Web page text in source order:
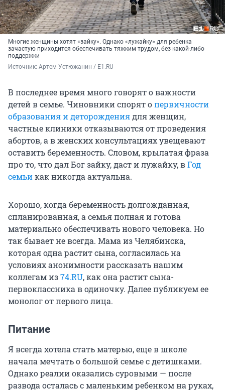
Многие женщины хотят «зайку». Однако «лужайку» для ребенка
зачастую приходится обеспечивать тяжким трудом, без какой-либо
поддержки
Источник: Артем Устюжанин / E1.RU
В последнее время много говорят о важности
детей в семье. Чиновники спорят опервичности
образования и деторождениядля женщин,
частные клиники отказываются от проведения
абортов, а в женских консультациях увещевают
оставить беременность. Словом, крылатая фраза
про то, что дал Бог зайку, даст и лужайку, вГод
семьикак никогда актуальна.
Хорошо, когда беременность долгожданная,
спланированная, а семья полная и готова
материально обеспечивать нового человека. Но
так бывает не всегда. Мама из Челябинска,
которая одна растит сына, согласилась на
условиях анонимности рассказать нашим
коллегам из74.RU, как она растит сына-
первоклассника в одиночку. Далее публикуем ее
монолог от первого лица.
Питание
Я всегда хотела стать матерью, еще в школе
начала мечтать о большой семье с детишками.
Однако реалии оказались суровыми — после
развода осталась с маленьким ребенком на руках,